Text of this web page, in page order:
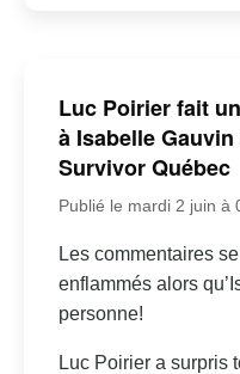
Luc Poirier fait
à Isabelle
Survivor Québec
Publié le mardi 2 juin à
Les commentaires
enflammés alors
personne!
Luc Poirier a surpris